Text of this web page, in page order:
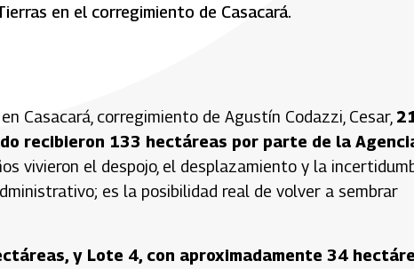
en el corregimiento de Casacará.
Casacará, corregimiento de Agustín Codazzi, Cesar,
recibieron 133 hectáreas por parte de la
vivieron el despojo, el desplazamiento y la
es la posibilidad real de volver a sembrar
y Lote 4, con aproximadamente 34